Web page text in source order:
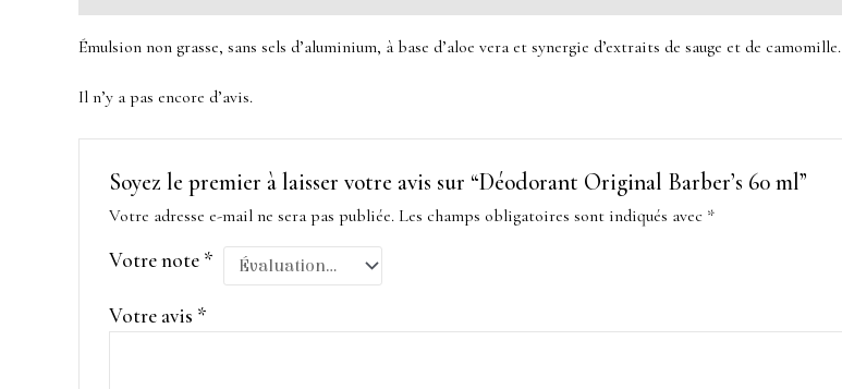
Émulsion non grasse, sans sels d’aluminium, à base d’aloe vera et synergie d’extraits de sauge et de camomille.
Il n’y a pas encore d’avis.
Soyez le premier à laisser votre avis sur “Déodorant Original Barber’s 60 ml”
Votre adresse e-mail ne sera pas publiée. Les champs obligatoires sont indiqués avec *
Votre note *
Votre avis *